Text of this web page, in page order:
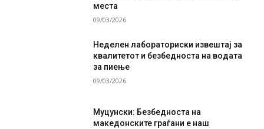
места
09/03/2026
Неделен лабораториски извештај за
квалитетот и безбедноста на водата
за пиење
09/03/2026
Муцунски: Безбедноста на
македонските граѓани е наш